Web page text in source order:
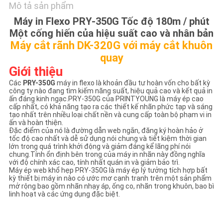
SƠ
ĐỒ
TRANG
PRIVACY
POLICY
Mô tả sản phẩm
Máy in Flexo PRY-350G Tốc độ 180m / phút
Một cống hiến của hiệu suất cao và nhân bản
Máy cắt rãnh DK-320G với máy cắt khuôn
quay
Giới thiệu
Các PRY-350G máy in flexo là khoản đầu tư hoàn vốn cho bất kỳ
công ty nào đang tìm kiếm năng suất, hiệu quả cao và kết quả in
ấn đáng kinh ngạc.PRY-350G của PRINTYOUNG là máy ép cao
cấp nhất, có khả năng tạo ra các thiết kế nhãn phức tạp và sáng
tạo nhất trên nhiều loại chất nền và cung cấp toàn bộ phạm vi in ​​
ấn và hoàn thiện.
Đặc điểm của nó là đường dẫn web ngắn, đăng ký hoàn hảo ở
tốc độ cao nhất và dễ sử dụng nói chung và tiết kiệm thời gian
lớn trong quá trình khởi động và giảm đáng kể lãng phí nói
chung.Tính ổn định bên trong của máy in nhãn này đồng nghĩa
với độ chính xác cao, tính nhất quán in và giảm bảo trì.
Máy ép web khổ hẹp PRY-350G là máy ép lý tưởng tích hợp bất
kỳ thiết bị máy in nào có ước mơ cạnh tranh trên một sản phẩm
mở rộng bao gồm nhãn nhạy áp, ống co, nhãn trong khuôn, bao bì
linh hoạt và các ứng dụng đặc biệt.